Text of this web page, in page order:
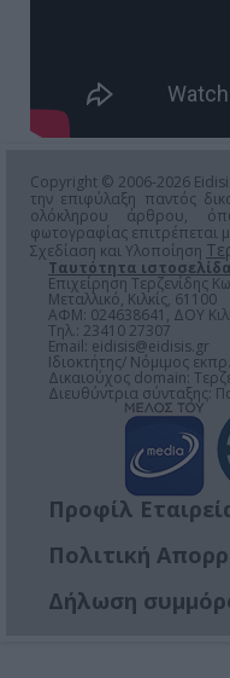
Copyright © 2006-2026
την επιφύλαξη παντός
ολόκληρου άρθρου,
φωτογραφίας επιτρέπεται
Σχεδίαση και Υλοποίηση
Ταυτότητα
Επιχείρηση Τερζενίδης
Μεταλλικό, Κιλκίς, 61100
ΑΦΜ: 024638641, ΔΟΥ
Τηλ.: 23410 27307
Email: eidisis@eidisis.gr
Ιδιοκτήτης/ Νόμιμος
Δικαιούχος domain:
Διευθύντρια σύνταξης:
Προφίλ
Πολιτική
Δήλωση